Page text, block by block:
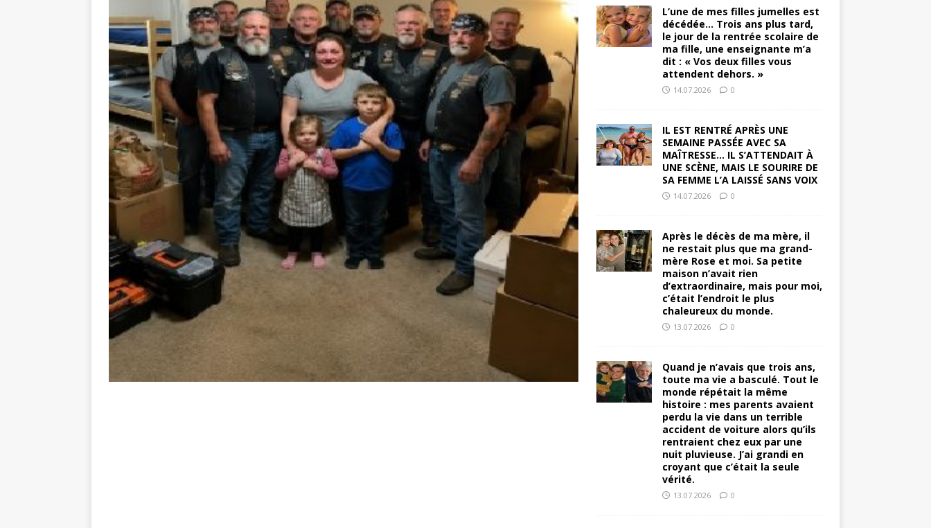
L’une de mes filles jumelles est
décédée… Trois ans plus tard,
le jour de la rentrée scolaire de
ma fille, une enseignante m’a
dit : « Vos deux filles vous
attendent dehors. »
14.07.2026 0
IL EST RENTRÉ APRÈS UNE
SEMAINE PASSÉE AVEC SA
MAÎTRESSE… IL S’ATTENDAIT À
UNE SCÈNE, MAIS LE SOURIRE DE
SA FEMME L’A LAISSÉ SANS VOIX
14.07.2026 0
Après le décès de ma mère, il
ne restait plus que ma grand-
mère Rose et moi. Sa petite
maison n’avait rien
d’extraordinaire, mais pour moi,
c’était l’endroit le plus
chaleureux du monde.
13.07.2026 0
Quand je n’avais que trois ans,
toute ma vie a basculé. Tout le
monde répétait la même
histoire : mes parents avaient
perdu la vie dans un terrible
accident de voiture alors qu’ils
rentraient chez eux par une
nuit pluvieuse. J’ai grandi en
croyant que c’était la seule
vérité.
13.07.2026 0